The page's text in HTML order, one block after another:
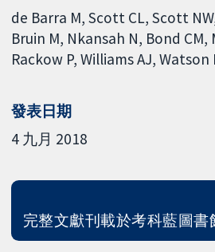
de Barra M Scott CL Scott NW
Bruin M Nkansah N Bond CM
Rackow P Williams AJ Watson
發表日期
4 九月 2018
完整文獻刊載於考科藍圖書